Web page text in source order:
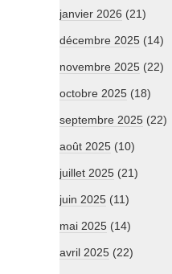
janvier 2026 (21)
décembre 2025 (14)
novembre 2025 (22)
octobre 2025 (18)
septembre 2025 (22)
août 2025 (10)
juillet 2025 (21)
juin 2025 (11)
mai 2025 (14)
avril 2025 (22)